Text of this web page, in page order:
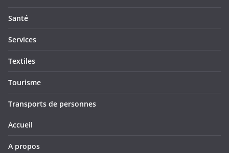
Santé
Services
Textiles
Tourisme
Transports de personnes
Accueil
A propos